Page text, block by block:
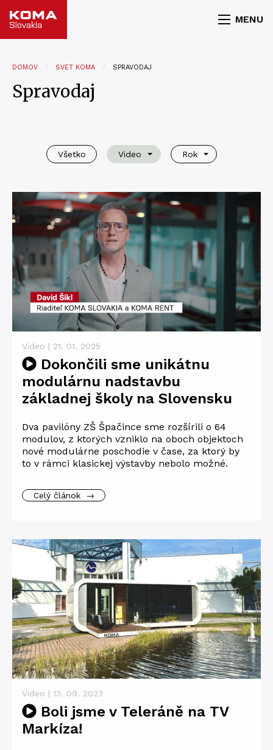
MENU
DOMOV SVET KOMA SPRAVODAJ
Spravodaj
Všetko Video Rok
Video | 21. 01. 2025
Dokončili sme unikátnu
modulárnu nadstavbu
základnej školy na Slovensku
Dva pavilóny ZŠ Špačince sme rozšírili o 64
modulov, z ktorých vzniklo na oboch objektoch
nové modulárne poschodie v čase, za ktorý by
to v rámci klasickej výstavby nebolo možné.
Celý článok →
Video | 13. 09. 2023
Boli jsme v Teleráně na TV
Markíza!